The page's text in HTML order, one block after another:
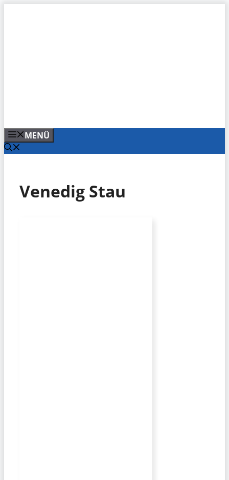
MENÜ
Venedig Stau